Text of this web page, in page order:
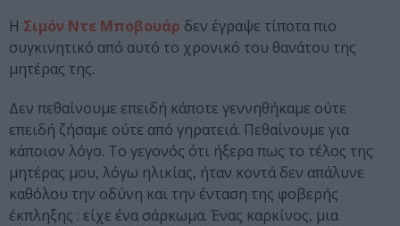
Η Σιμόν Ντε Μποβουάρ δεν έγραψε τίποτα πιο
συγκινητικό από αυτό το χρονικό του θανάτου της
μητέρας της.
Δεν πεθαίνουμε επειδή κάποτε γεννηθήκαμε ούτε
επειδή ζήσαμε ούτε από γηρατειά. Πεθαίνουμε για
κάποιον λόγο. Το γεγονός ότι ήξερα πως το τέλος της
μητέρας μου, λόγω ηλικίας, ήταν κοντά δεν απάλυνε
καθόλου την οδύνη και την ένταση της φοβερής
έκπληξης : είχε ένα σάρκωμα. Ένας καρκίνος, μια